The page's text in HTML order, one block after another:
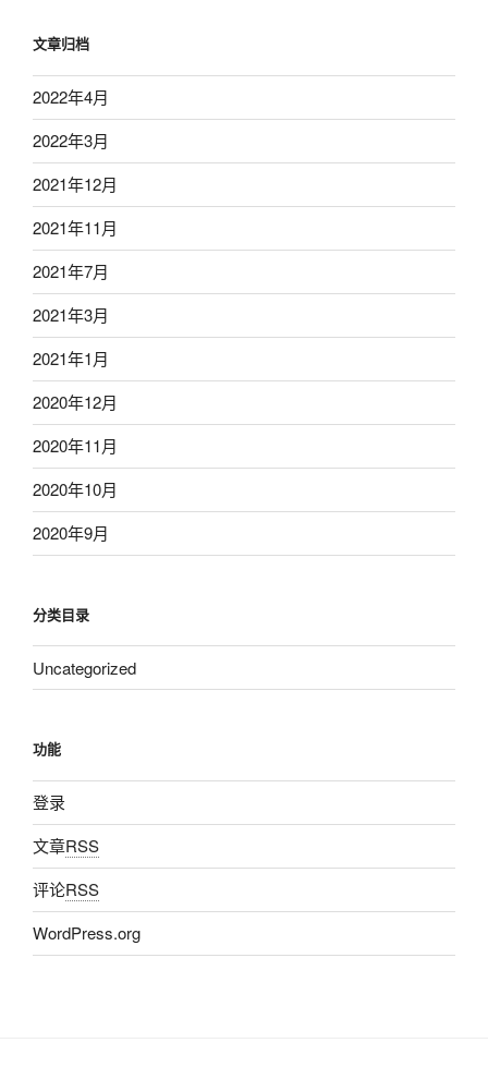
文章归档
2022年4月
2022年3月
2021年12月
2021年11月
2021年7月
2021年3月
2021年1月
2020年12月
2020年11月
2020年10月
2020年9月
分类目录
Uncategorized
功能
登录
文章RSS
评论RSS
WordPress.org